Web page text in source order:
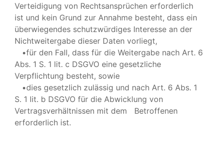
Verteidigung von Rechtsansprüchen erforderlich
ist und kein Grund zur Annahme besteht, dass ein
überwiegendes schutzwürdiges Interesse an der
Nichtweitergabe dieser Daten vorliegt,
•für den Fall, dass für die Weitergabe nach Art. 6
Abs. 1 S. 1 lit. c DSGVO eine gesetzliche
Verpflichtung besteht, sowie
•dies gesetzlich zulässig und nach Art. 6 Abs. 1
S. 1 lit. b DSGVO für die Abwicklung von
Vertragsverhältnissen mit dem Betroffenen
erforderlich ist.